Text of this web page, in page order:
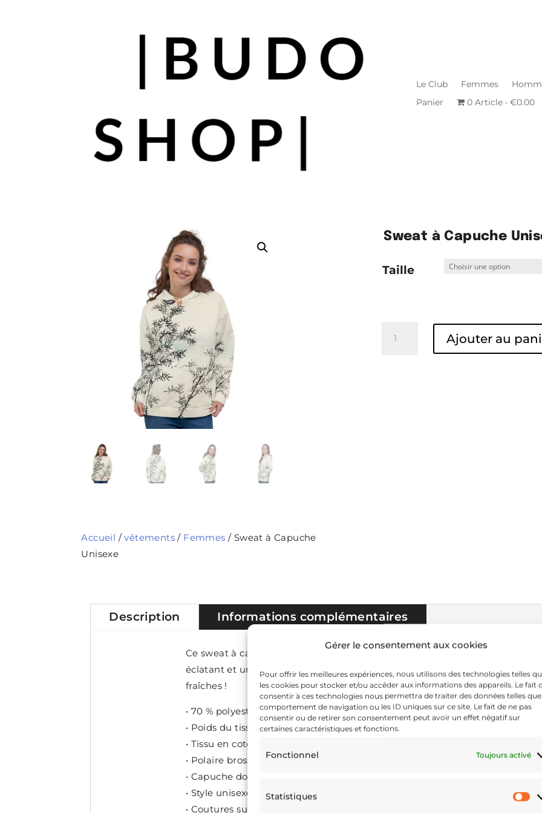
Gérer le consentement aux cookies
Pour offrir les meilleures expériences, nous utilisons des technologies telles
les cookies pour stocker et/ou accéder aux informations des appareils. Le fait
consentir à ces technologies nous permettra de traiter des données telles
comportement de navigation ou les ID uniques sur ce site. Le fait de ne pas
consentir ou de retirer son consentement peut avoir un effet négatif sur
certaines caractéristiques et fonctions.
Fonctionnel Toujours activé
Statistiques
Le Club Femmes
Panier
0 Article €0.00
Sweat à Capuche
Taille
quantité
Ajouter au
Accueil /vêtements / Femmes / Sweat à Capuche
Unisexe
Description Informations complémentaires
Ce sweat à capuche unisexe confortable possède un extérieur doux avec
éclatant et une polaire brossée encore plus douce à l'intérieur. Parfait pour
fraîches !
• 70 % polyester, 27 % coton, 3 % élasthanne
• Poids du tissu : 300 g/m² (8,85 oz/yd²) (le poids peut varier de 5 %)
• Tissu en coton doux au toucher
• Polaire brossée à l'intérieur
• Capuche doublée avec motif des deux côtés
• Style unisexe
• Coutures surjetées